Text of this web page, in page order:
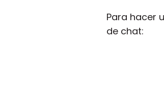
Para hacer
de chat: